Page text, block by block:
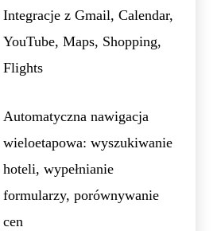
Integracje z Gmail, Calendar,
YouTube, Maps, Shopping,
Flights
Automatyczna nawigacja
wieloetapowa: wyszukiwanie
hoteli, wypełnianie
formularzy, porównywanie
cen